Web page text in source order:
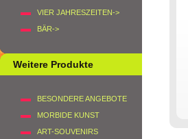
VIER JAHRESZEITEN->
BÄR->
Weitere Produkte
BESONDERE ANGEBOTE
MORBIDE KUNST
ART-SOUVENIRS